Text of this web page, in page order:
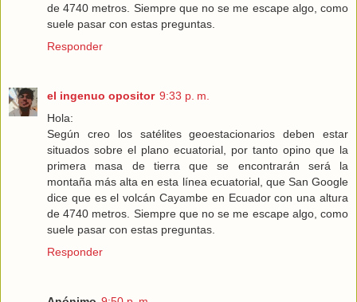
de 4740 metros. Siempre que no se me escape algo, como
suele pasar con estas preguntas.
Responder
el ingenuo opositor 9:33 p. m.
Hola:
Según creo los satélites geoestacionarios deben estar
situados sobre el plano ecuatorial, por tanto opino que la
primera masa de tierra que se encontrarán será la
montaña más alta en esta línea ecuatorial, que San Google
dice que es el volcán Cayambe en Ecuador con una altura
de 4740 metros. Siempre que no se me escape algo, como
suele pasar con estas preguntas.
Responder